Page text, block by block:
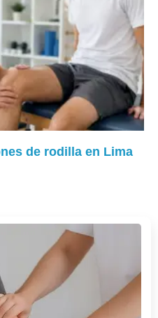
de rodilla en Lima